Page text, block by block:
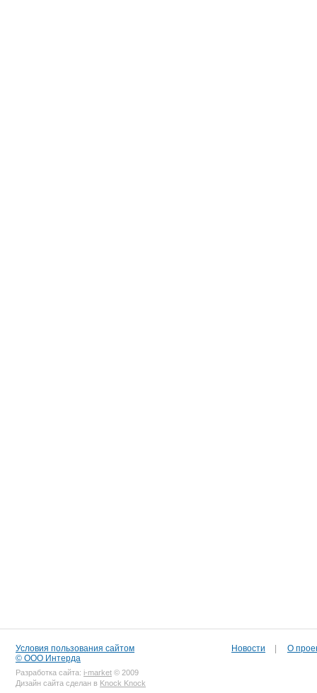
Условия пользования сайтом
© ООО Интерда
Разработка сайта: i-market © 2009
Дизайн сайта сделан в Knock Knock
Новости О